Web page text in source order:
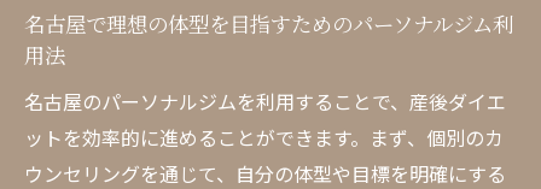
名古屋で理想の体型を目指すためのパーソナルジム利
用法
名古屋のパーソナルジムを利用することで、産後ダイエ
ットを効率的に進めることができます。まず、個別のカ
ウンセリングを通じて、自分の体型や目標を明確にする